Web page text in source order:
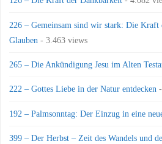
226 – Gemeinsam sind wir stark: Die Kraft
Glauben - 3.463 views
265 – Die Ankündigung Jesu im Alten
222 – Gottes Liebe in der Natur entdecken
192 – Palmsonntag: Der Einzug in eine
399 – Der Herbst – Zeit des Wandels und